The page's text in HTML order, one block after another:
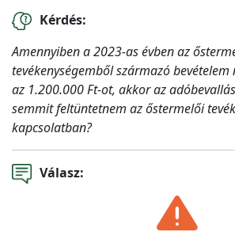
Kérdés:
Amennyiben a 2023-as évben az
tevékenységemből származó
az 1.200.000 Ft-ot, akkor az
semmit feltüntetnem az őstermelői
kapcsolatban?
Válasz: